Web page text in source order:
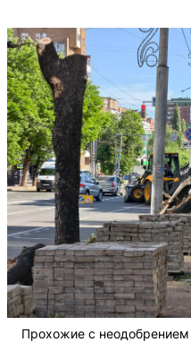
Прохожие с